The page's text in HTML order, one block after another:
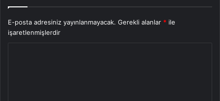
E-posta adresiniz yayınlanmayacak. Gerekli alanlar * ile
işaretlenmişlerdir